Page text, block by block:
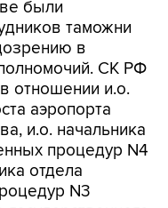
в
СК РФ
отношении и.о.
аэропорта
и.о. начальника
процедур N4
отдела
N3
Кудряшова по